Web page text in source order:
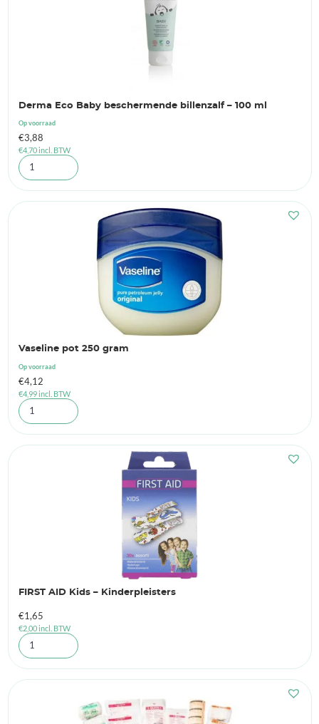
Derma Eco Baby beschermende billenzalf – 100 ml
Op voorraad
€3,88
€4,70incl. BTW
Vaseline pot 250 gram
Op voorraad
€4,12
€4,99incl. BTW
FIRST AID Kids – Kinderpleisters
€1,65
€2,00incl. BTW